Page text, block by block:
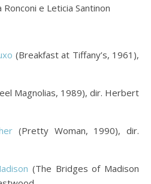
Ronconi e Leticia Santinon
(Breakfast at Tiffany’s, 1961),
Magnolias, 1989), dir. Herbert
(Pretty Woman, 1990), dir.
(The Bridges of Madison